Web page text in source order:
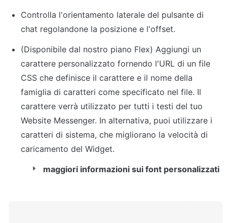
Controlla l'orientamento laterale del pulsante di
chat regolandone la posizione e l'offset.
(Disponibile dal nostro piano Flex) Aggiungi un
carattere personalizzato fornendo l'URL di un file
CSS che definisce il carattere e il nome della
famiglia di caratteri come specificato nel file. Il
carattere verrà utilizzato per tutti i testi del tuo
Website Messenger. In alternativa, puoi utilizzare i
caratteri di sistema, che migliorano la velocità di
caricamento del Widget.
maggiori informazioni sui font personalizzati